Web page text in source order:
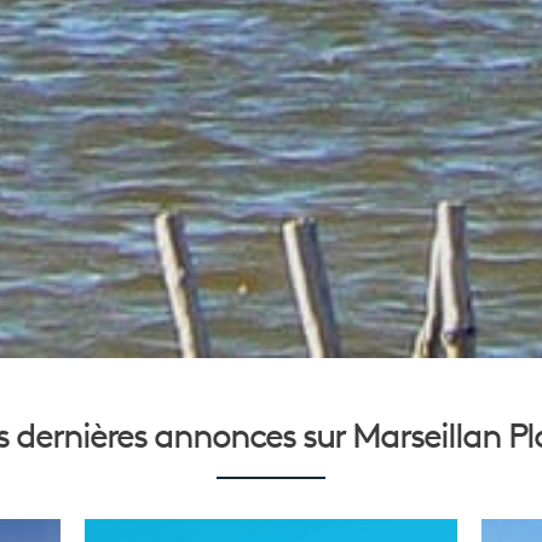
dernières annonces surMarseillan